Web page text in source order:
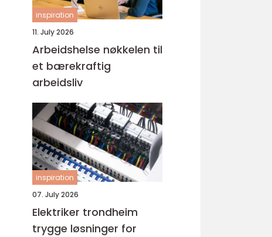
inspiration
11. July 2026
Arbeidshelse nøkkelen til
et bærekraftig
arbeidsliv
inspiration
07. July 2026
Elektriker trondheim
trygge løsninger for